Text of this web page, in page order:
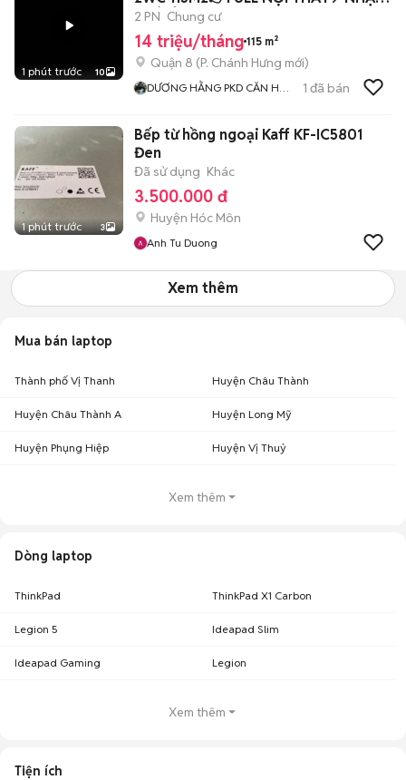
1 phút trước 10
NHÀ Ở NGAY
2 PN Chung cư
14 triệu/tháng 115 m²
Quận 8 (P. Chánh Hưng mới)
DƯƠNG HẰNG PKD CĂN HỘ
1 đã bán
1 phút trước 3
Bếp từ hồng ngoại Kaff KF-IC5801
Đen
Đã sử dụng Khác
3.500.000 đ
Huyện Hóc Môn
Anh Tu Duong
Xem thêm
Mua bán laptop
Thành phố Vị Thanh Huyện Châu Thành
Huyện Châu Thành A Huyện Long Mỹ
Huyện Phụng Hiệp Huyện Vị Thuỷ
Xem thêm
Dòng laptop
ThinkPad ThinkPad X1 Carbon
Legion 5 Ideapad Slim
Ideapad Gaming Legion
Xem thêm
Tiện ích